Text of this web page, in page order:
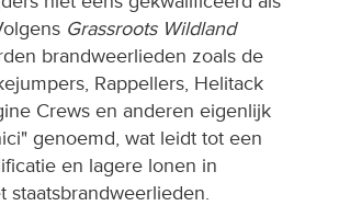
Grassroots Wildland
brandweerlieden zoals de
Rappellers, Helitack
Crews en anderen eigenlijk
genoemd, wat leidt tot een
en lagere lonen in
staatsbrandweerlieden.